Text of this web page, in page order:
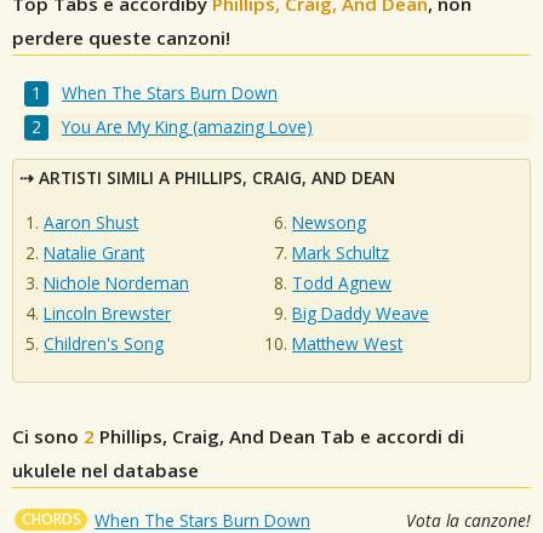
perdere queste canzoni!
When The Stars Burn Down
You Are My King (amazing Love)
ARTISTI SIMILI A PHILLIPS, CRAIG, AND DEAN
Aaron Shust
Natalie Grant
Nichole Nordeman
Lincoln Brewster
Children's Song
Newsong
Mark Schultz
Todd Agnew
Big Daddy Weave
Matthew West
Ci sono 2 Phillips, Craig, And Dean Tab e accordi di
ukulele nel database
CHORDS When The Stars Burn Down Vota la canzone!